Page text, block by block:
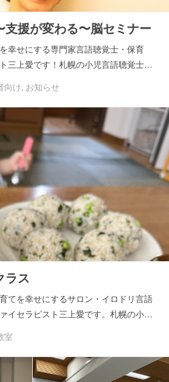
援が変わる〜脳セミナー
幸せにする専門家言語聴覚士・保育
三上愛です！札幌の小児言語聴覚士…
向け お知らせ
ラス
てを幸せにするサロン・イロドリ言語
イセラピスト三上愛です。札幌の小…
室